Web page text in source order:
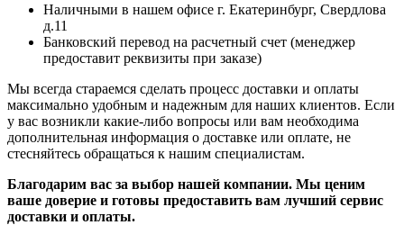
Наличными в нашем офисе г. Екатеринбург, Свердлова
д.11
Банковский перевод на расчетный счет (менеджер
предоставит реквизиты при заказе)
Мы всегда стараемся сделать процесс доставки и оплаты
максимально удобным и надежным для наших клиентов. Если
у вас возникли какие-либо вопросы или вам необходима
дополнительная информация о доставке или оплате, не
стесняйтесь обращаться к нашим специалистам.
Благодарим вас за выбор нашей компании. Мы ценим
ваше доверие и готовы предоставить вам лучший сервис
доставки и оплаты.